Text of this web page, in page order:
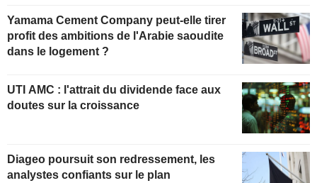
Yamama Cement Company peut-elle tirer
profit des ambitions de l'Arabie saoudite
dans le logement ?
UTI AMC : l'attrait du dividende face aux
doutes sur la croissance
Diageo poursuit son redressement, les
analystes confiants sur le plan